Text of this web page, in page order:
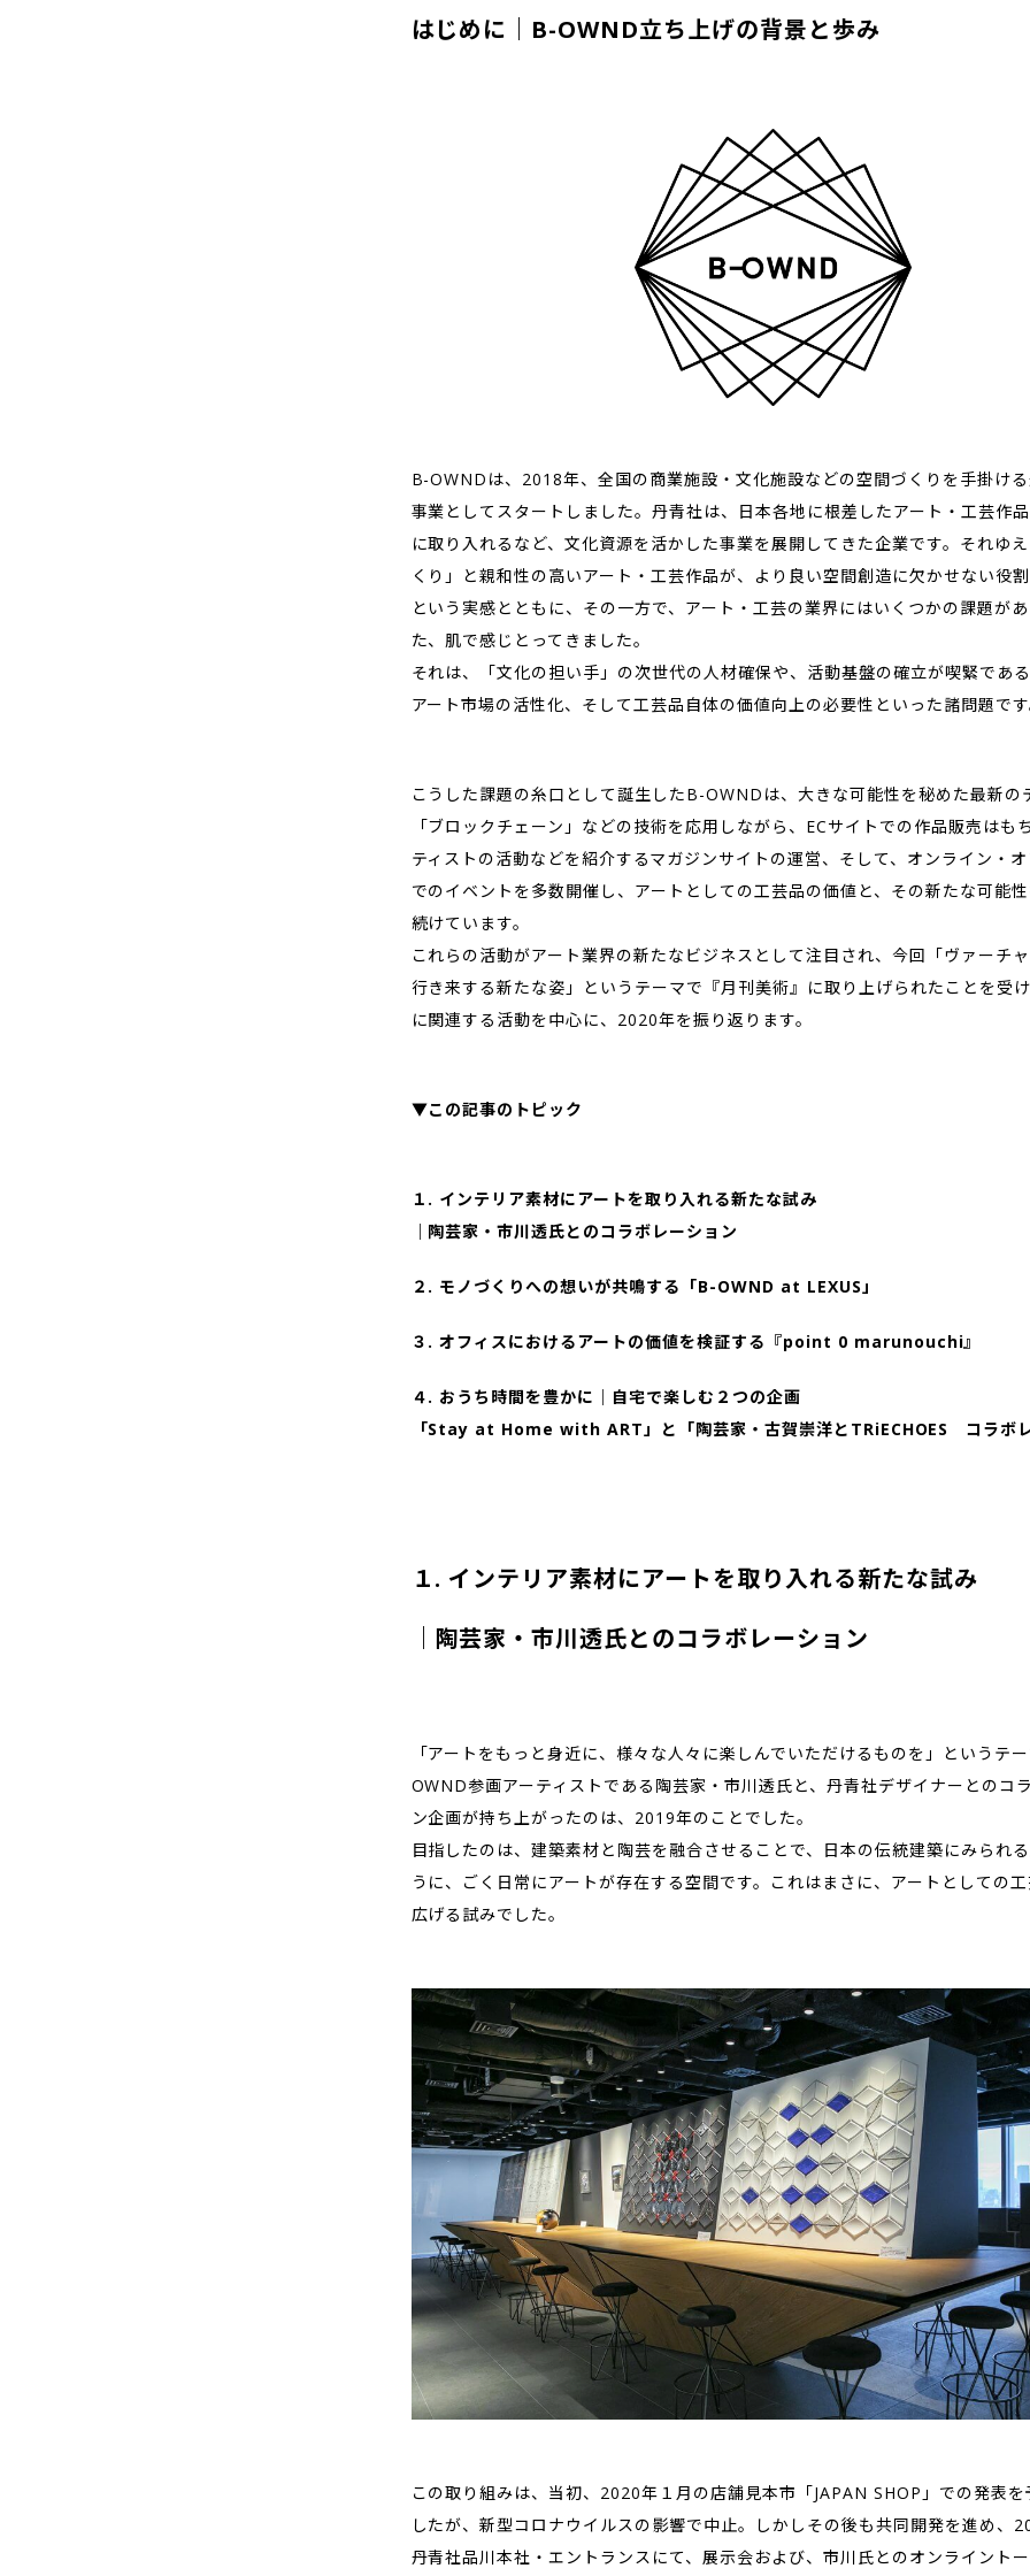
はじめに｜B-OWND立ち上げの背景と歩み
B-OWNDは、2018年、全国の商業施設・文化施設などの空間づくりを手掛け
事業としてスタートしました。丹青社は、日本各地に根差したアート・工芸作
に取り入れるなど、文化資源を活かした事業を展開してきた企業です。それゆ
くり」と親和性の高いアート・工芸作品が、より良い空間創造に欠かせない役
という実感とともに、その一方で、アート・工芸の業界にはいくつかの課題が
た、肌で感じとってきました。
それは、「文化の担い手」の次世代の人材確保や、活動基盤の確立が喫緊であ
アート市場の活性化、そして工芸品自体の価値向上の必要性といった諸問題です
こうした課題の糸口として誕生したB-OWNDは、大きな可能性を秘めた最新の
「ブロックチェーン」などの技術を応用しながら、ECサイトでの作品販売はも
ティストの活動などを紹介するマガジンサイトの運営、そして、オンライン・
でのイベントを多数開催し、アートとしての工芸品の価値と、その新たな可能
続けています。
これらの活動がアート業界の新たなビジネスとして注目され、今回「ヴァーチ
行き来する新たな姿」というテーマで『月刊美術』に取り上げられたことを受
に関連する活動を中心に、2020年を振り返ります。
▼この記事のトピック
１. インテリア素材にアートを取り入れる新たな試み
｜陶芸家・市川透氏とのコラボレーション
２. モノづくりへの想いが共鳴する「B-OWND at LEXUS」
３. オフィスにおけるアートの価値を検証する『point 0 marunouchi』
４. おうち時間を豊かに｜自宅で楽しむ２つの企画
「Stay at Home with ART」と「陶芸家・古賀崇洋とTRiECHOES コラボレ
１. インテリア素材にアートを取り入れる新たな試み
｜陶芸家・市川透氏とのコラボレーション
「アートをもっと身近に、様々な人々に楽しんでいただけるものを」というテ
OWND参画アーティストである陶芸家・市川透氏と、丹青社デザイナーとのコ
ン企画が持ち上がったのは、2019年のことでした。
目指したのは、建築素材と陶芸を融合させることで、日本の伝統建築にみられ
うに、ごく日常にアートが存在する空間です。これはまさに、アートとしての
広げる試みでした。
この取り組みは、当初、2020年１月の店舗見本市「JAPAN SHOP」での発表を
したが、新型コロナウイルスの影響で中止。しかしその後も共同開発を進め、
丹青社品川本社・エントランスにて、展示会および、市川氏とのオンライント